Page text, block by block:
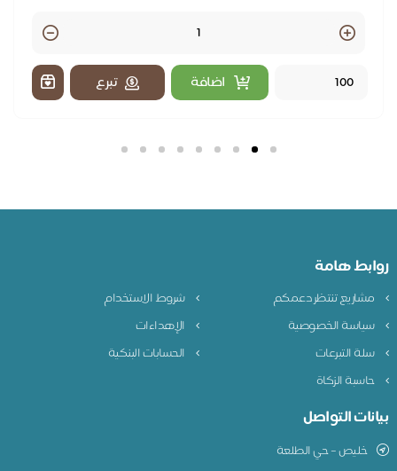
Quantity
اضافة
تبرع
هامة
تنتظر دعمكم
شروط الاستخدام
الخصوصية
الإهداءات
التبرعات
الحسابات البنكية
الزكاة
التواصل
خليص – حي الطلعة